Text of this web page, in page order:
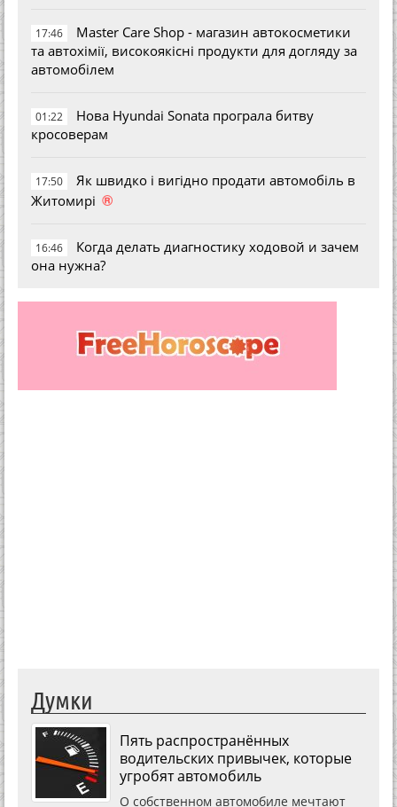
17:46
Master Care Shop - магазин автокосметики
та автохімії, високоякісні продукти для догляду за
автомобілем
01:22
Нова Hyundai Sonata програла битву
кросоверам
17:50
Як швидко і вигідно продати автомобіль в
Житомирі ®
16:46
Когда делать диагностику ходовой и зачем
она нужна?
Думки
Пять распространённых
водительских привычек, которые
угробят автомобиль
О собственном автомобиле мечтают